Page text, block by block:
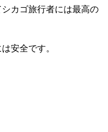
カゴ旅行者には最高の
安全です。